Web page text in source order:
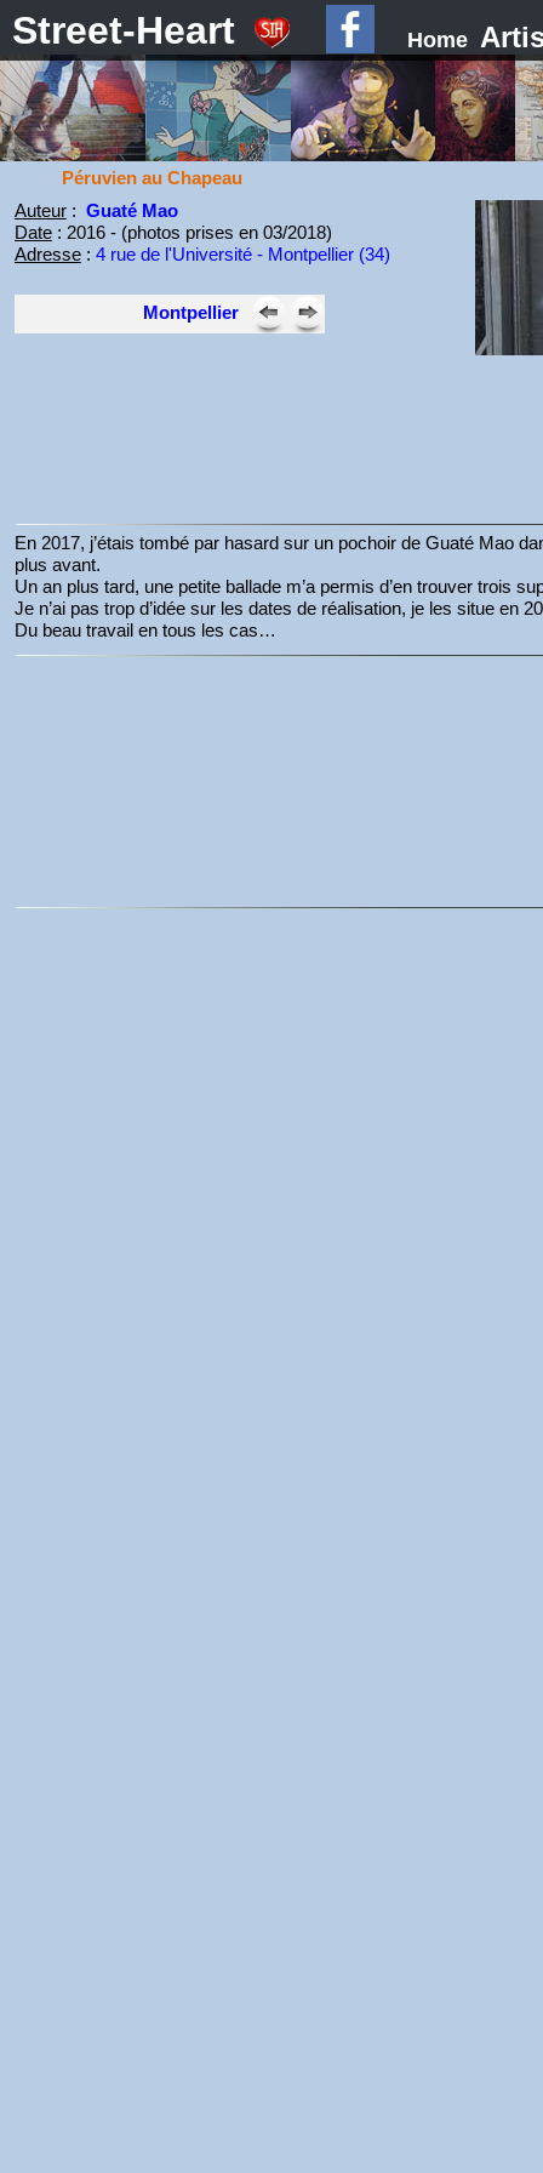
Street-Heart Home
Péruvien au Chapeau
Auteur: Guaté Mao
Date: 2016 - (photos prises en 03/2018)
Adresse: 4 rue de l'Université - Montpellier (34)
Montpellier
En 2017, j’étais tombé par hasard sur un pochoir de Guaté Mao
plus avant.
Un an plus tard, une petite ballade m’a permis d’en trouver trois
Je n’ai pas trop d’idée sur les dates de réalisation, je les situe en
Du beau travail en tous les cas…